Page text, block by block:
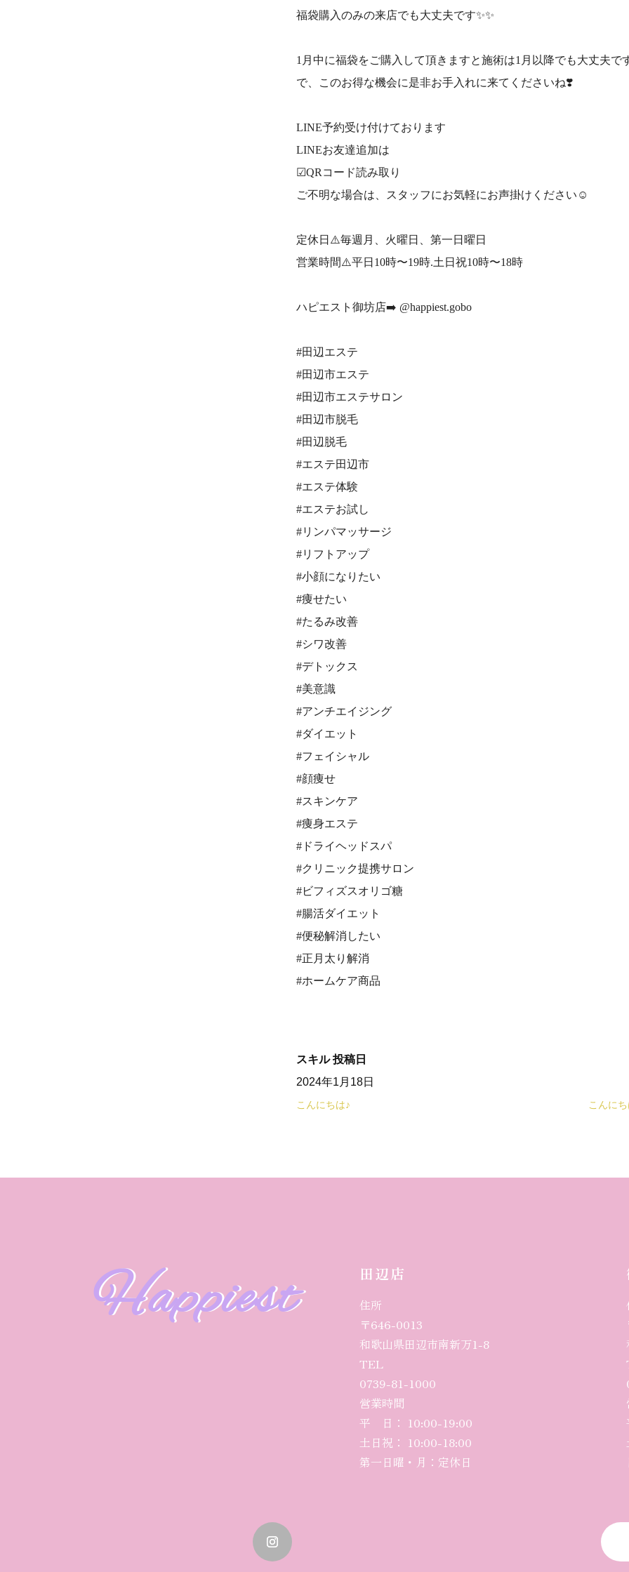
福袋購入のみの来店でも大丈夫です✨✨
1月中に福袋をご購入して頂きますと施術は1月以降でも大丈夫で
で、このお得な機会に是非お手入れに来てくださいね❣️
LINE予約受け付けております
LINEお友達追加は
☑︎QRコード読み取り
ご不明な場合は、スタッフにお気軽にお声掛けください☺️
定休日⚠️毎週月、火曜日、第一日曜日
営業時間⚠️平日10時〜19時.土日祝10時〜18時
ハピエスト御坊店➡️ @happiest.gobo
#田辺エステ
#田辺市エステ
#田辺市エステサロン
#田辺市脱毛
#田辺脱毛
#エステ田辺市
#エステ体験
#エステお試し
#リンパマッサージ
#リフトアップ
#小顔になりたい
#痩せたい
#たるみ改善
#シワ改善
#デトックス
#美意識
#アンチエイジング
#ダイエット
#フェイシャル
#顔痩せ
#スキンケア
#痩身エステ
#ドライヘッドスパ
#クリニック提携サロン
#ビフィズスオリゴ糖
#腸活ダイエット
#便秘解消したい
#正月太り解消
#ホームケア商品
スキル 投稿日
2024年1月18日
こんにちは♪ こんに
Happiest 田辺店
住所
〒646-0013
和歌山県田辺市南新万1-8
TEL
0739-81-1000
営業時間
平 日： 10:00-19:00
土日祝： 10:00-18:00
第一日曜・月：定休日